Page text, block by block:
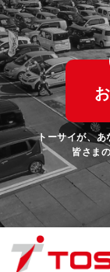
トーサイが、あ
皆さま